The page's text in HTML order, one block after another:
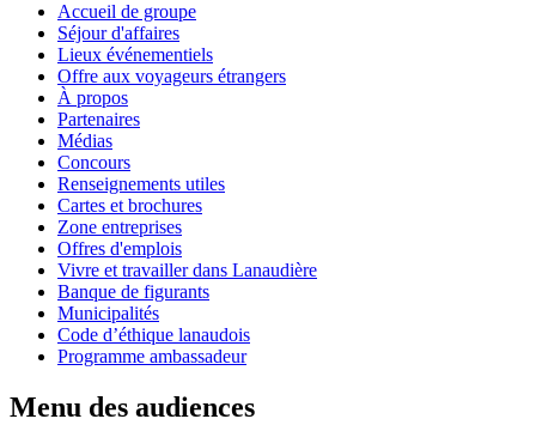
Accueil de groupe
Séjour d'affaires
Lieux événementiels
Offre aux voyageurs étrangers
À propos
Partenaires
Médias
Concours
Renseignements utiles
Cartes et brochures
Zone entreprises
Offres d'emplois
Vivre et travailler dans Lanaudière
Banque de figurants
Municipalités
Code d’éthique lanaudois
Programme ambassadeur
Menu des audiences